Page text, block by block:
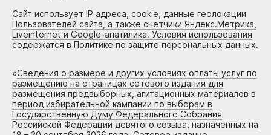
Сайт использует IP адреса, cookie, данные геолокации
Пользователей сайта, а также счетчики Яндекс.Метрика,
Liveinternet и Google-анатилика. Условия использования
содержатся в Политике по защите персональных данных.
«Сведения о размере и других условиях оплаты услуг по
размещению на страницах сетевого издания для
размещения предвыборных, агитационных материалов в
период избирательной кампании по выборам в
Государственную Думу Федерального Собрания
Российской Федерации девятого созыва, назначенных на